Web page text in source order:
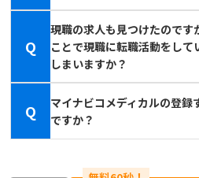
Q
現職の求人も見つけたのです
ことで現職に転職活動をして
しまいますか？
Q
マイナビコメディカルの登録
ですか？